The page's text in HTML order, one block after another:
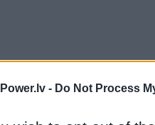
- Do Not Process